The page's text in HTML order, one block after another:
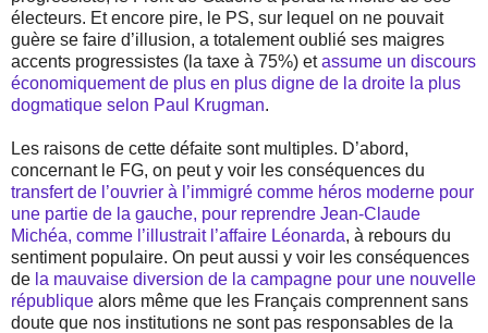
électeurs. Et encore pire, le PS, sur lequel on ne pouvait
guère se faire d’illusion, a totalement oublié ses maigres
accents progressistes (la taxe à 75%) etassume un discours
économiquement de plus en plus digne de la droite la plus
dogmatique selon Paul Krugman.
Les raisons de cette défaite sont multiples. D’abord,
concernant le FG, on peut y voir les conséquences du
transfert de l’ouvrier à l’immigré comme héros moderne pour
une partie de la gauche, pour reprendre Jean-Claude
Michéa, comme l’illustrait l’affaire Léonarda, à rebours du
sentiment populaire. On peut aussi y voir les conséquences
de la mauvaise diversion de la campagne pour une nouvelle
république alors même que les Français comprennent sans
doute que nos institutions ne sont pas responsables de la